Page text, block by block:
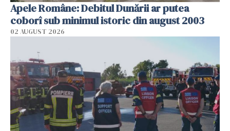
Apele Române: Debitul Dunării ar putea
coborî sub minimul istoric din august 2003
02 AUGUST 2026